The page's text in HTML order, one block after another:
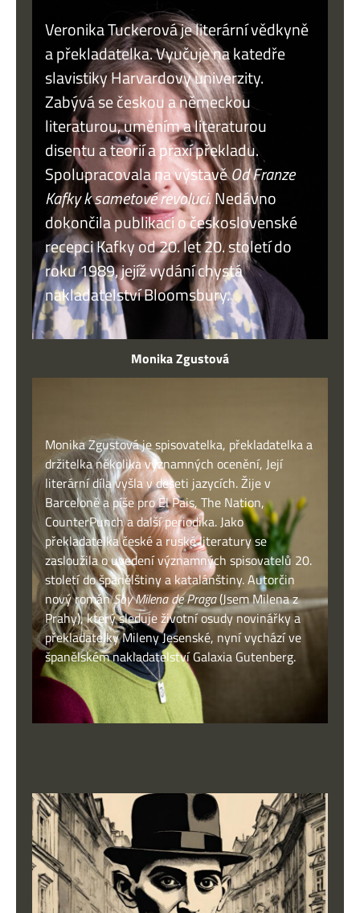
Veronika Tuckerová je literární vědkyně
a překladatelka. Vyučuje na katedře
slavistiky Harvardovy univerzity.
Zabývá se českou a německou
literaturou, uměním a literaturou
disentu a teorií a praxí překladu.
Spolupracovala na výstavěOd Franze
Kafky k sametové revoluci. Nedávno
dokončila publikaci o československé
recepci Kafky od 20. let 20. století do
roku 1989, jejíž vydání chystá
nakladatelství Bloomsbury.
Monika Zgustová
Monika Zgustová je spisovatelka, překladatelka a
držitelka několika významných ocenění, Její
literární díla vyšla v deseti jazycích. Žije v
Barceloně a píše pro El Pais, The Nation,
CounterPunch a další periodika. Jako
překladatelka české a ruské literatury se
zasloužila o uvedení významných spisovatelů 20.
století do španělštiny a katalánštiny. Autorčin
nový románSoy Milena de Praga(Jsem Milena z
Prahy), který sleduje životní osudy novinářky a
překladatelky Mileny Jesenské, nyní vychází ve
španělském nakladatelství Galaxia Gutenberg.